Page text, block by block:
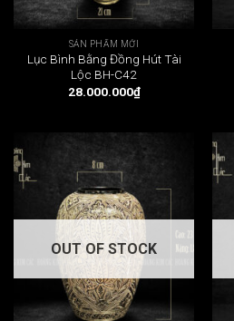
SẢN PHẨM MỚI
Lục Bình Bằng Đồng Hút Tài
Lộc BH-C42
28.000.000₫
OUT OF STOCK